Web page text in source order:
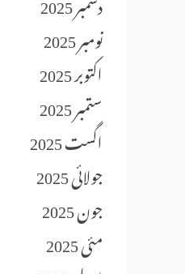
نومبر 2025
اکتوبر 2025
ستمبر 2025
اگست 2025
جولائی 2025
جون 2025
مئی 2025